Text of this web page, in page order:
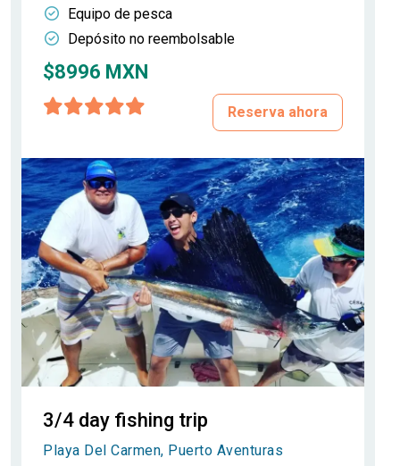
Equipo de pesca
Depósito no reembolsable
$8996 MXN
Reserva ahora
3/4 day fishing trip
Playa Del Carmen, Puerto Aventuras